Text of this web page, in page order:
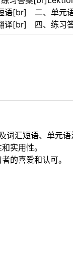
语[br] 二、单元
译[br] 四、练习
词汇短语、单元
实用性。
的喜爱和认可。